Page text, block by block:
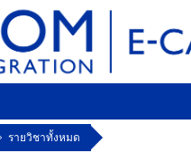
รายวิชาทั้งหมด